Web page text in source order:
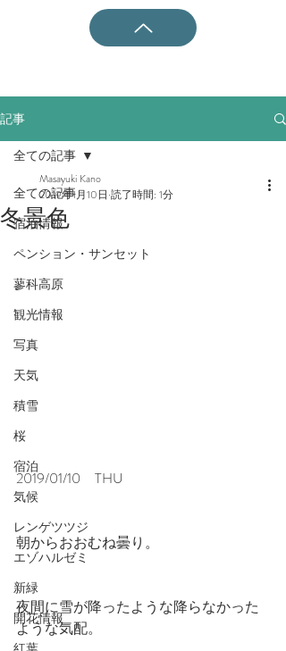
記事
全ての記事
宿泊情報
ペンション・サンセット
蓼科高原
観光情報
写真
天気
積雪
桜
宿泊
気候
レンゲツツジ
エゾハルゼミ
新緑
開花情報
全ての記事
冬景色
Masayuki Kano
2019年1月10日 読了時間: 1分
2019/01/10　THU
朝からおおむね曇り。
夜間に雪が降ったような降らなかった
ような気配。